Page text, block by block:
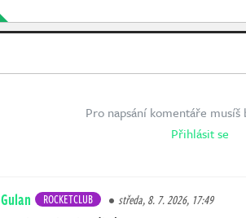
Pro napsání komentáře musíš
Přihlásit se
Gulan ROCKETCLUB středa, 8. 7. 2026, 17:49